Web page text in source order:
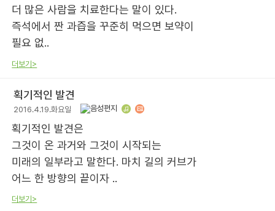
더 많은 사람을 치료한다는 말이 있다.
즉석에서 짠 과즙을 꾸준히 먹으면 보약이
필요 없..
더보기>
획기적인 발견
2016.4.19.화요일
획기적인 발견은
그것이 온 과거와 그것이 시작되는
미래의 일부라고 말한다. 마치 길의 커브가
어느 한 방향의 끝이자 ..
더보기>